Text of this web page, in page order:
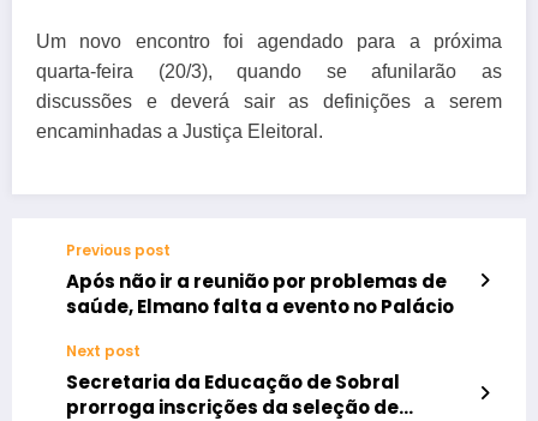
Um novo encontro foi agendado para a próxima
quarta-feira (20/3), quando se afunilarão as
discussões e deverá sair as definições a serem
encaminhadas a Justiça Eleitoral.
Previous post
Após não ir a reunião por problemas de
saúde, Elmano falta a evento no Palácio
Next post
Secretaria da Educação de Sobral
prorroga inscrições da seleção de